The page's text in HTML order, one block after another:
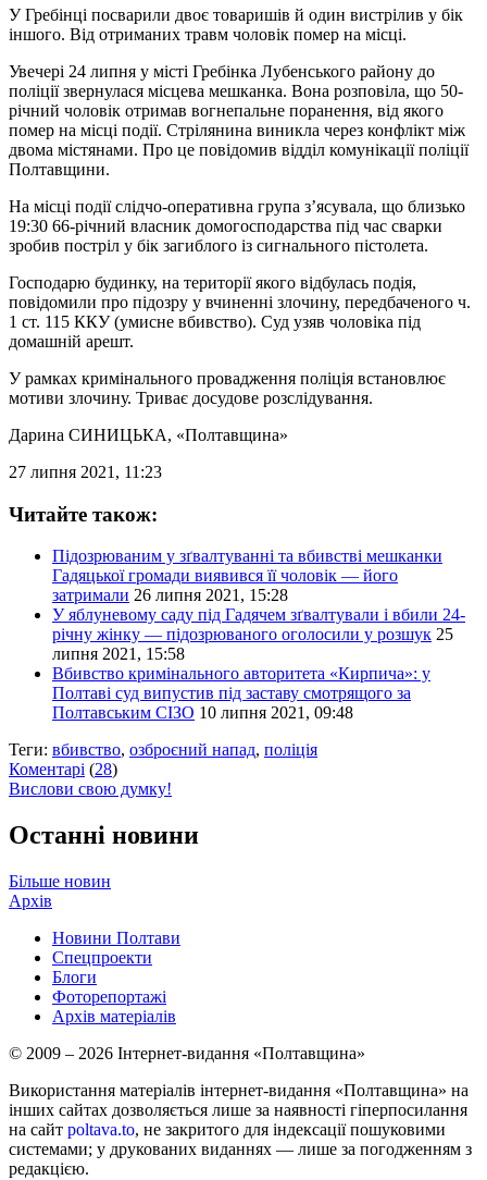
У Гребінці посварили двоє товаришів й один вистрілив у бік
іншого. Від отриманих травм чоловік помер на місці.
Увечері 24 липня у місті Гребінка Лубенського району до
поліції звернулася місцева мешканка. Вона розповіла, що 50-
річний чоловік отримав вогнепальне поранення, від якого
помер на місці події. Стрілянина виникла через конфлікт між
двома містянами. Про це повідомив відділ комунікації поліції
Полтавщини.
На місці події слідчо-оперативна група з’ясувала, що близько
19:30 66-річний власник домогосподарства під час сварки
зробив постріл у бік загиблого із сигнального пістолета.
Господарю будинку, на території якого відбулась подія,
повідомили про підозру у вчиненні злочину, передбаченого ч.
1 ст. 115 ККУ (умисне вбивство). Суд узяв чоловіка під
домашній арешт.
У рамках кримінального провадження поліція встановлює
мотиви злочину. Триває досудове розслідування.
Дарина СИНИЦЬКА, «Полтавщина»
27 липня 2021, 11:23
Читайте також:
Підозрюваним у зґвалтуванні та вбивстві мешканки
Гадяцької громади виявився її чоловік — його
затримали 26 липня 2021, 15:28
У яблуневому саду під Гадячем зґвалтували і вбили 24-
річну жінку — підозрюваного оголосили у розшук 25
липня 2021, 15:58
Вбивство кримінального авторитета «Кирпича»: у
Полтаві суд випустив під заставу смотрящого за
Полтавським СІЗО 10 липня 2021, 09:48
Теги: вбивство, озброєний напад, поліція
Коментарі (28)
Вислови свою думку!
Останні новини
Більше новин
Архів
Новини Полтави
Спецпроекти
Блоги
Фоторепортажі
Архів матеріалів
© 2009 – 2026 Інтернет-видання «Полтавщина»
Використання матеріалів інтернет-видання «Полтавщина» на
інших сайтах дозволяється лише за наявності гіперпосилання
на сайт poltava.to, не закритого для індексації пошуковими
системами; у друкованих виданнях — лише за погодженням з
редакцією.